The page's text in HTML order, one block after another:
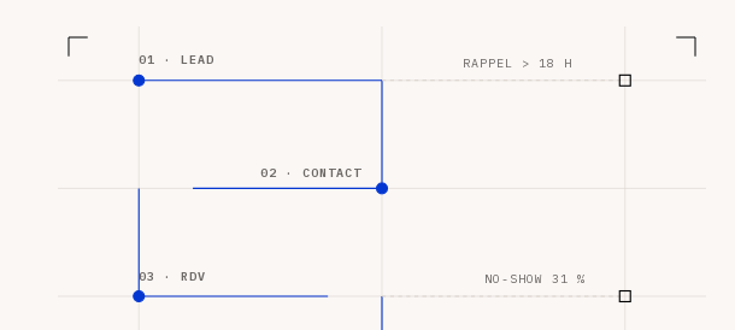
01 · LEAD
02 · CONTACT
03 · RDV
RAPPEL > 18 H
NO-SHOW 31 %